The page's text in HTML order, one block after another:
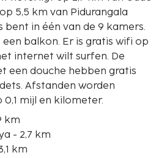
5,5 km van Pidurangala
bent in één van de 9 kamers.
balkon. Er is gratis wifi op
internet wilt surfen. De
een douche hebben gratis
Afstanden worden
mijl en kilometer.
km
- 2,7 km
km